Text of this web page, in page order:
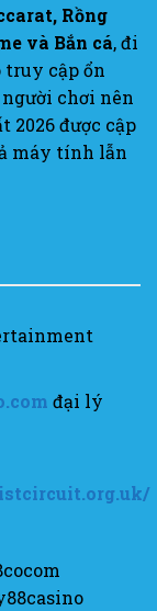
Rồng
và Bắn cá, đi
truy cập ổn
chơi nên
2026 được cập
máy tính lẫn
đại lý